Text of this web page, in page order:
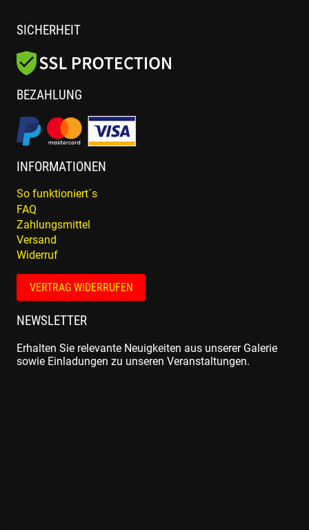
SICHERHEIT
BEZAHLUNG
INFORMATIONEN
So funktioniert´s
FAQ
Zahlungsmittel
Versand
Widerruf
VERTRAG WIDERRUFEN
NEWSLETTER
Erhalten Sie relevante Neuigkeiten aus unserer Galerie
sowie Einladungen zu unseren Veranstaltungen.